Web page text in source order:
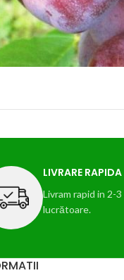
LIVRARE RAPIDA
Livram rapid in 2-3
lucrătoare.